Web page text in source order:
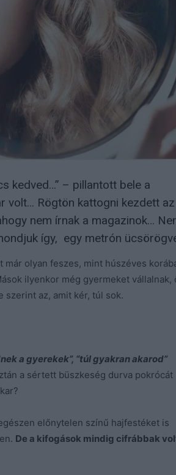
kedved…” – pillantott bele a
volt… Rögtön kattogni kezdett az
nem írnak a magazinok…
így, egy metrón
már olyan feszes, mint húszéves
ilyenkor még gyermeket vállalnak,
szerint az, amit kér, túl sok.
a gyerekek”, “túl gyakran akarod”
a sértett büszkeség durva pokrócát
előnytelen színű hajfestéket is
De a kifogások mindig cifrábbak